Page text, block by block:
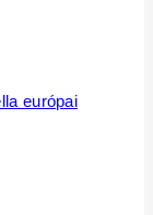
európai